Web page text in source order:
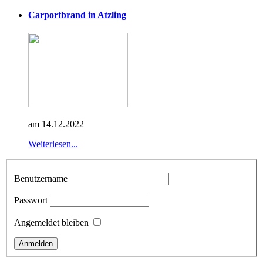
Carportbrand in Atzling
am 14.12.2022
Weiterlesen...
Benutzername
Passwort
Angemeldet bleiben